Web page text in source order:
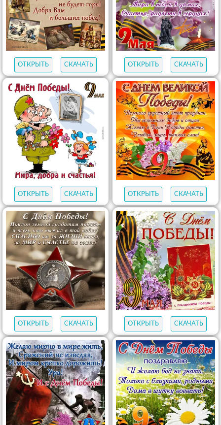
ОТКРЫТЬ СКАЧАТЬ ОТКРЫТЬ СКАЧАТЬ
ОТКРЫТЬ СКАЧАТЬ ОТКРЫТЬ СКАЧАТЬ
ОТКРЫТЬ СКАЧАТЬ ОТКРЫТЬ СКАЧАТЬ